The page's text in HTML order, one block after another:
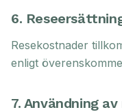
6.
Resekostnader
enligt
7. Användning